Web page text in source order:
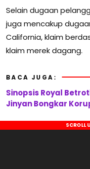
Selain dugaan
juga mencakup
California, klaim
klaim merek dagang.
BACA JUGA:
Sinopsis Royal
Jinyan Bongkar